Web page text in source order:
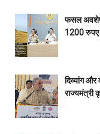
फसल अवशेष
1200 रुपए
दिव्यांग और
राज्यमंत्री